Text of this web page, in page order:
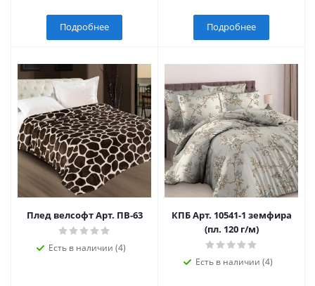
Подробнее Подробнее
Плед велсофт Арт. ПВ-63
Есть в наличии (4)
КПБ Арт. 10541-1 земфира
(пл. 120 г/м)
Есть в наличии (4)